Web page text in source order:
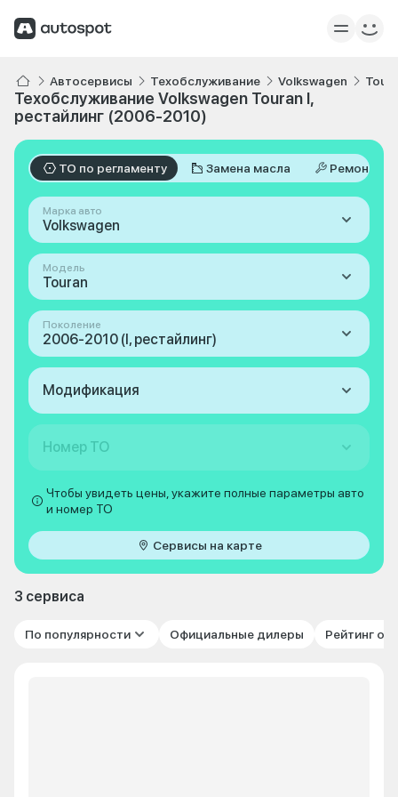
Автосервисы Техобслуживание Volkswagen
Техобслуживание Volkswagen Touran I,
рестайлинг (2006-2010)
ТО по регламенту Замена масла Ремонт
Марка авто
Volkswagen
Модель
Touran
Поколение
2006-2010 (I, рестайлинг)
Модификация
Номер ТО
Чтобы увидеть цены, укажите полные параметры авто
и номер ТО
Сервисы на карте
3 сервиса
По популярности Официальные дилеры Рейтинг